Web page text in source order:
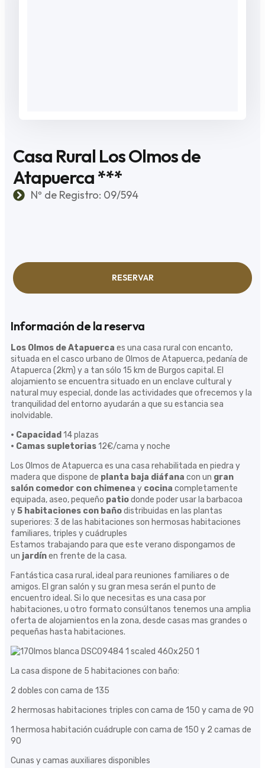
Casa Rural Los Olmos de
Atapuerca ***
Nº de Registro: 09/594
RESERVAR
Información de la reserva
Los Olmos de Atapuerca es una casa rural con encanto,
situada en el casco urbano de Olmos de Atapuerca, pedanía de
Atapuerca (2km) y a tan sólo 15 km de Burgos capital. El
alojamiento se encuentra situado en un enclave cultural y
natural muy especial, donde las actividades que ofrecemos y la
tranquilidad del entorno ayudarán a que su estancia sea
inolvidable.
· Capacidad 14 plazas
· Camas supletorias12€/cama y noche
Los Olmos de Atapuerca es una casa rehabilitada en piedra y
madera que dispone de planta baja diáfana con un gran
salón comedor con chimenea y cocina completamente
equipada, aseo, pequeño patiodonde poder usar la barbacoa
y5 habitaciones con bañodistribuidas en las plantas
superiores: 3 de las habitaciones son hermosas habitaciones
familiares, triples y cuádruples
Estamos trabajando para que este verano dispongamos de
un jardínen frente de la casa.
Fantástica casa rural, ideal para reuniones familiares o de
amigos. El gran salón y su gran mesa serán el punto de
encuentro ideal. Si lo que necesitas es una casa por
habitaciones, u otro formato consúltanos tenemos una amplia
oferta de alojamientos en la zona, desde casas mas grandes o
pequeñas hasta habitaciones.
La casa dispone de 5 habitaciones con baño:
2 dobles con cama de 135
2 hermosas habitaciones triples con cama de 150 y cama de 90
1 hermosa habitación cuádruple con cama de 150 y 2 camas de
90
Cunas y camas auxiliares disponibles